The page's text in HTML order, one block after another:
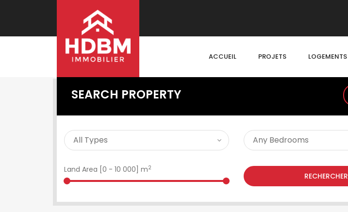
ACCUEIL PROJETS LOGEMENTS
SEARCH PROPERTY
Land Area [ 0 - 10 000 ] m2
RECHERCHER